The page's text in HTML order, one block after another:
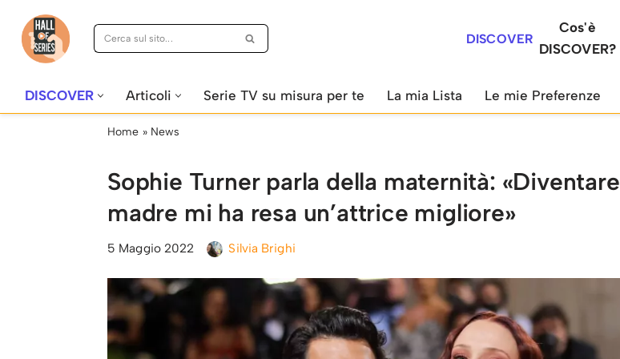
Vai
DISCOVER
Cos'è
DISCOVER?
DISCOVER Articoli Serie TV su misura per te La mia Lista Le mie Preferenze
Home » News
Sophie Turner parla della maternità: «Diventare
madre mi ha resa un’attrice migliore»
5 Maggio 2022 Silvia Brighi